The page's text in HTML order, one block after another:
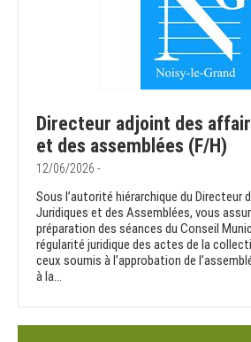
Directeur adjoint des
et des assemblées (F/H)
12/06/2026 -
Sous l’autorité hiérarchique du Directeur
Juridiques et des Assemblées, vous
préparation des séances du Conseil
régularité juridique des actes de la
ceux soumis à l’approbation de
à la...